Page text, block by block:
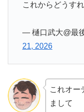
これからどうす
— 樋口武大@最
21, 2026
これオー
まして